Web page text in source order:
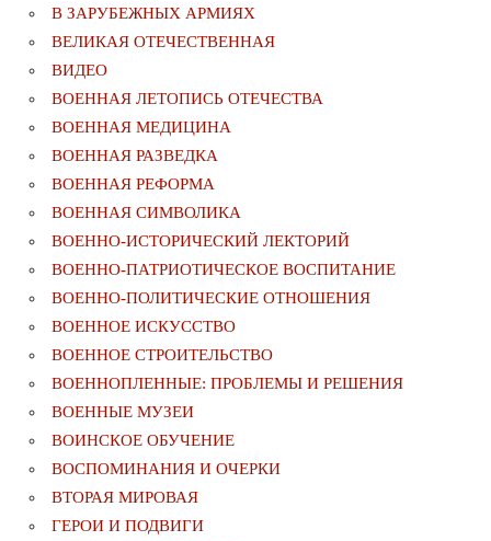
В ЗАРУБЕЖНЫХ АРМИЯХ
ВЕЛИКАЯ ОТЕЧЕСТВЕННАЯ
ВИДЕО
ВОЕННАЯ ЛЕТОПИСЬ ОТЕЧЕСТВА
ВОЕННАЯ МЕДИЦИНА
ВОЕННАЯ РАЗВЕДКА
ВОЕННАЯ РЕФОРМА
ВОЕННАЯ СИМВОЛИКА
ВОЕННО-ИСТОРИЧЕСКИЙ ЛЕКТОРИЙ
ВОЕННО-ПАТРИОТИЧЕСКОЕ ВОСПИТАНИЕ
ВОЕННО-ПОЛИТИЧЕСКИE ОТНОШЕНИЯ
ВОЕННОЕ ИСКУССТВО
ВОЕННОЕ СТРОИТЕЛЬСТВО
ВОЕННОПЛЕННЫЕ: ПРОБЛЕМЫ И РЕШЕНИЯ
ВОЕННЫЕ МУЗЕИ
ВОИНСКОЕ ОБУЧЕНИЕ
ВОСПОМИНАНИЯ И ОЧЕРКИ
ВТОРАЯ МИРОВАЯ
ГЕРОИ И ПОДВИГИ